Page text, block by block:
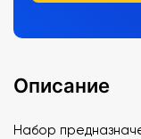
Описание
Набор